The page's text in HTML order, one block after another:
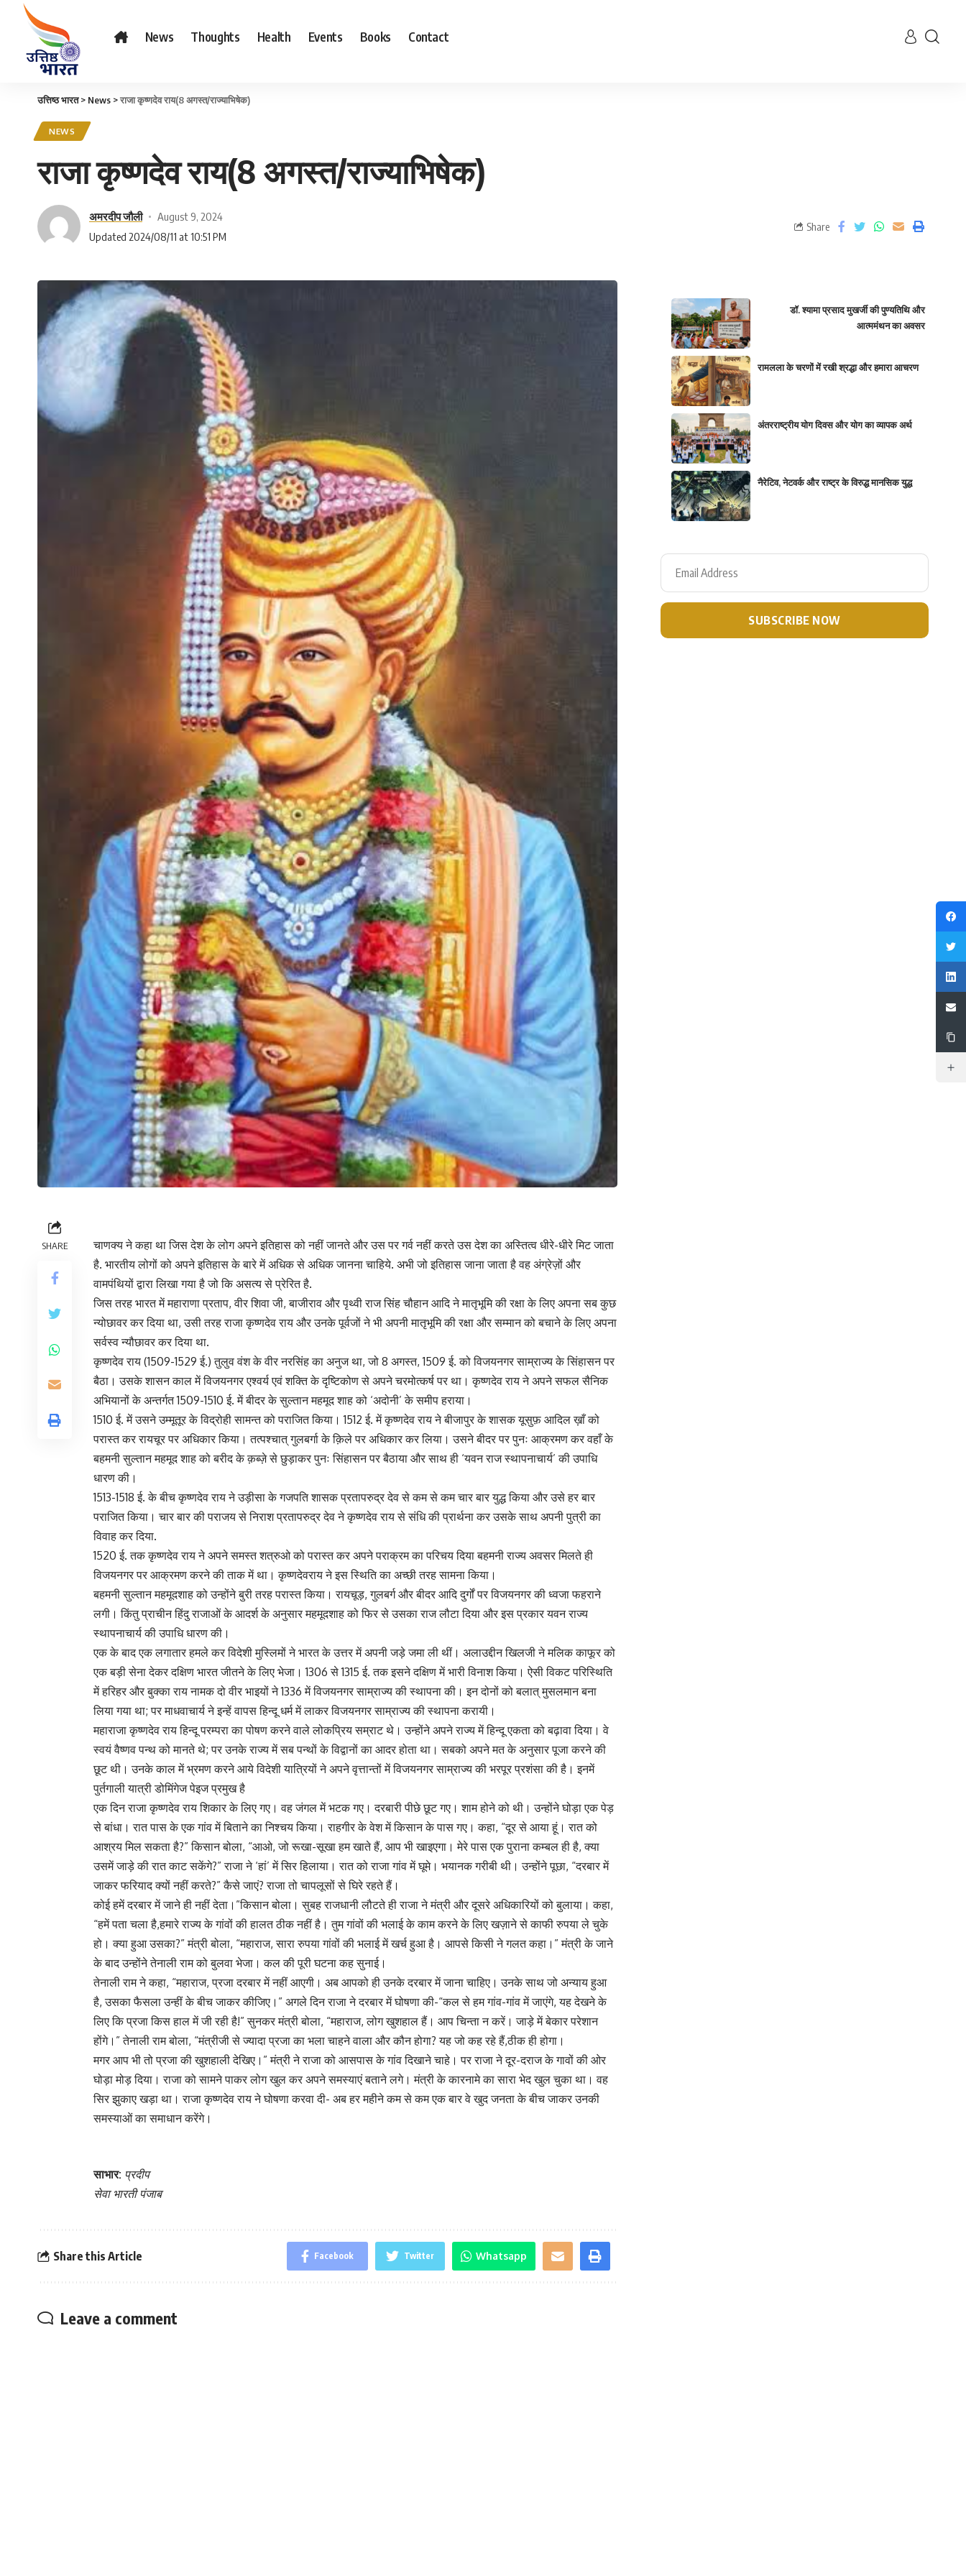
News Thoughts Health Events Books Contact
उत्तिष्ठ भारत> News >राजा कृष्णदेव राय(8 अगस्त/राज्याभिषेक)
NEWS
राजा कृष्णदेव राय(8 अगस्त/राज्याभिषेक)
अमरदीप जौली
August 9, 2024
Updated 2024/08/11 at 10:51 PM
Share
SHARE
चाणक्य ने कहा था जिस देश के लोग अपने इतिहास को नहीं जानते और उस पर गर्व नहीं करते उस देश का अस्तित्व धीरे-धीरे मिट जाता
है. भारतीय लोगों को अपने इतिहास के बारे में अधिक से अधिक जानना चाहिये. अभी जो इतिहास जाना जाता है वह अंग्रेज़ों और
वामपंथियों द्वारा लिखा गया है जो कि असत्य से प्रेरित है.
जिस तरह भारत में महाराणा प्रताप, वीर शिवा जी, बाजीराव और पृथ्वी राज सिंह चौहान आदि ने मातृभूमि की रक्षा के लिए अपना सब कुछ
न्योछावर कर दिया था, उसी तरह राजा कृष्णदेव राय और उनके पूर्वजों ने भी अपनी मातृभूमि की रक्षा और सम्मान को बचाने के लिए अपना
सर्वस्व न्यौछावर कर दिया था.
कृष्णदेव राय (1509-1529 ई.) तुलुव वंश के वीर नरसिंह का अनुज था, जो 8 अगस्त, 1509 ई. को विजयनगर साम्राज्य के सिंहासन पर
बैठा। उसके शासन काल में विजयनगर एश्वर्य एवं शक्ति के दृष्टिकोण से अपने चरमोत्कर्ष पर था। कृष्णदेव राय ने अपने सफल सैनिक
अभियानों के अन्तर्गत 1509-1510 ई. में बीदर के सुल्तान महमूद शाह को ‘अदोनी’ के समीप हराया।
1510 ई. में उसने उम्मूतूर के विद्रोही सामन्त को पराजित किया। 1512 ई. में कृष्णदेव राय ने बीजापुर के शासक यूसुफ़ आदिल ख़ाँ को
परास्त कर रायचूर पर अधिकार किया। तत्पश्चात् गुलबर्गा के क़िले पर अधिकार कर लिया। उसने बीदर पर पुनः आक्रमण कर वहाँ के
बहमनी सुल्तान महमूद शाह को बरीद के क़ब्ज़े से छुड़ाकर पुनः सिंहासन पर बैठाया और साथ ही ‘यवन राज स्थापनाचार्य’ की उपाधि
धारण की।
1513-1518 ई. के बीच कृष्णदेव राय ने उड़ीसा के गजपति शासक प्रतापरुद्र देव से कम से कम चार बार युद्ध किया और उसे हर बार
पराजित किया। चार बार की पराजय से निराश प्रतापरुद्र देव ने कृष्णदेव राय से संधि की प्रार्थना कर उसके साथ अपनी पुत्री का
विवाह कर दिया.
1520 ई. तक कृष्णदेव राय ने अपने समस्त शत्रुओ को परास्त कर अपने पराक्रम का परिचय दिया बहमनी राज्य अवसर मिलते ही
विजयनगर पर आक्रमण करने की ताक में था। कृष्णदेवराय ने इस स्थिति का अच्छी तरह सामना किया।
बहमनी सुल्तान महमूदशाह को उन्होंने बुरी तरह परास्त किया। रायचूड़, गुलबर्ग और बीदर आदि दुर्गों पर विजयनगर की ध्वजा फहराने
लगी। किंतु प्राचीन हिंदु राजाओं के आदर्श के अनुसार महमूदशाह को फिर से उसका राज लौटा दिया और इस प्रकार यवन राज्य
स्थापनाचार्य की उपाधि धारण की।
एक के बाद एक लगातार हमले कर विदेशी मुस्लिमों ने भारत के उत्तर में अपनी जड़े जमा ली थीं। अलाउद्दीन खिलजी ने मलिक काफूर को
एक बड़ी सेना देकर दक्षिण भारत जीतने के लिए भेजा। 1306 से 1315 ई. तक इसने दक्षिण में भारी विनाश किया। ऐसी विकट परिस्थिति
में हरिहर और बुक्का राय नामक दो वीर भाइयों ने 1336 में विजयनगर साम्राज्य की स्थापना की। इन दोनों को बलात् मुसलमान बना
लिया गया था; पर माधवाचार्य ने इन्हें वापस हिन्दू धर्म में लाकर विजयनगर साम्राज्य की स्थापना करायी।
महाराजा कृष्णदेव राय हिन्दू परम्परा का पोषण करने वाले लोकप्रिय सम्राट थे। उन्होंने अपने राज्य में हिन्दू एकता को बढ़ावा दिया। वे
स्वयं वैष्णव पन्थ को मानते थे; पर उनके राज्य में सब पन्थों के विद्वानों का आदर होता था। सबको अपने मत के अनुसार पूजा करने की
छूट थी। उनके काल में भ्रमण करने आये विदेशी यात्रियों ने अपने वृत्तान्तों में विजयनगर साम्राज्य की भरपूर प्रशंसा की है। इनमें
पुर्तगाली यात्री डोमिंगेज पेइज प्रमुख है
एक दिन राजा कृष्णदेव राय शिकार के लिए गए। वह जंगल में भटक गए। दरबारी पीछे छूट गए। शाम होने को थी। उन्होंने घोड़ा एक पेड़
से बांधा। रात पास के एक गांव में बिताने का निश्चय किया। राहगीर के वेश में किसान के पास गए। कहा, “दूर से आया हूं। रात को
आश्रय मिल सकता है?” किसान बोला, “आओ, जो रूखा-सूखा हम खाते हैं, आप भी खाइएगा। मेरे पास एक पुराना कम्बल ही है, क्या
उसमें जाड़े की रात काट सकेंगे?” राजा ने ‘हां’ में सिर हिलाया। रात को राजा गांव में घूमे। भयानक गरीबी थी। उन्होंने पूछा, “दरबार में
जाकर फरियाद क्यों नहीं करते?” कैसे जाएं? राजा तो चापलूसों से घिरे रहते हैं।
कोई हमें दरबार में जाने ही नहीं देता।”किसान बोला। सुबह राजधानी लौटते ही राजा ने मंत्री और दूसरे अधिकारियों को बुलाया। कहा,
“हमें पता चला है,हमारे राज्य के गांवों की हालत ठीक नहीं है। तुम गांवों की भलाई के काम करने के लिए खज़ाने से काफी रुपया ले चुके
हो। क्या हुआ उसका?” मंत्री बोला, “महाराज, सारा रुपया गांवों की भलाई में खर्च हुआ है। आपसे किसी ने गलत कहा।” मंत्री के जाने
के बाद उन्होंने तेनाली राम को बुलवा भेजा। कल की पूरी घटना कह सुनाई।
तेनाली राम ने कहा, “महाराज, प्रजा दरबार में नहीं आएगी। अब आपको ही उनके दरबार में जाना चाहिए। उनके साथ जो अन्याय हुआ
है, उसका फैसला उन्हीं के बीच जाकर कीजिए।” अगले दिन राजा ने दरबार में घोषणा की-“कल से हम गांव-गांव में जाएंगे, यह देखने के
लिए कि प्रजा किस हाल में जी रही है!” सुनकर मंत्री बोला, “महाराज, लोग खुशहाल हैं। आप चिन्ता न करें। जाड़े में बेकार परेशान
होंगे।” तेनाली राम बोला, “मंत्रीजी से ज्यादा प्रजा का भला चाहने वाला और कौन होगा? यह जो कह रहे हैं,ठीक ही होगा।
मगर आप भी तो प्रजा की खुशहाली देखिए।” मंत्री ने राजा को आसपास के गांव दिखाने चाहे। पर राजा ने दूर-दराज के गावों की ओर
घोड़ा मोड़ दिया। राजा को सामने पाकर लोग खुल कर अपने समस्याएं बताने लगे। मंत्री के कारनामे का सारा भेद खुल चुका था। वह
सिर झुकाए खड़ा था। राजा कृष्णदेव राय ने घोषणा करवा दी- अब हर महीने कम से कम एक बार वे खुद जनता के बीच जाकर उनकी
समस्याओं का समाधान करेंगे।
साभार: प्रदीप
सेवा भारती पंजाब
Share this Article Facebook Twitter Whatsapp
Leave a comment
डॉ. श्यामा प्रसाद मुखर्जी की पुण्यतिथि और
आत्ममंथन का अवसर
रामलला के चरणों में रखी श्रद्धा और हमारा आचरण
अंतरराष्ट्रीय योग दिवस और योग का व्यापक अर्थ
नैरेटिव, नेटवर्क और राष्ट्र के विरुद्ध मानसिक युद्ध